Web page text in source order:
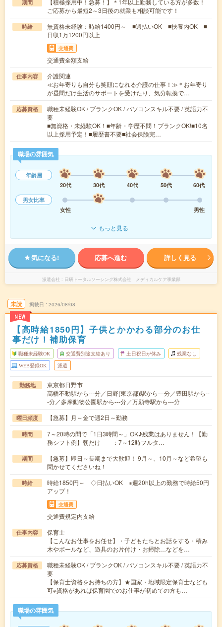
期間
【積極採用中！急募！】＊1年以上勤務している方が多数！
ご応募から最短2～3日後の就業も相談可能です！
時給
無資格未経験：時給1400円～ ■週払いOK ■扶養内OK ■
日収1万1200円以上
交通費
交通費全額支給
仕事内容
介護関連
≪お年寄りも自分も笑顔になれる介護の仕事！≫＊お年寄り
が昼間だけ生活のサポートを受けたり、気分転換で…
応募資格
職種未経験OK / ブランクOK / パソコンスキル不要 / 英語力不
要
■無資格・未経験OK！■年齢・学歴不問！ブランクOK!■10名
以上採用予定！■履歴書不要■社会保険完…
職場の雰囲気
年齢層
20代
30代 40代 50代
60代
男女比率
女性
男性
もっと見る
気になる! 応募へ進む 詳しく見る
派遣会社 日研トータルソーシング株式会社 メディカルケア事業部
未読
NEW
掲載日 2026/08/08
【高時給1850円】子供とかかわる部分のお仕
事だけ！補助保育
職種未経験OK 交通費別途支給あり 土日祝日が休み 残業なし
WEB登録OK 派遣
勤務地
東京都日野市
高幡不動駅から---分／日野(東京都)駅から---分／豊田駅から--
-分／多摩動物公園駅から---分／万願寺駅から---分
曜日頻度 【急募】月～金で週2日～勤務
時間
7～20時の間で「1日3時間～」OK♪残業はありません！【勤
務シフト例】朝だけ ：7～12時フルタ…
期間
【急募】即日～長期まで大歓迎！ 9月～、10月～など希望も
聞かせてくださいね！
時給
時給1850円～ ◇日払いOK ※週20h以上の勤務で時給50円
アップ！
交通費
交通費規定内支給
仕事内容
保育士
【こんなお仕事をお任せ】・子どもたちとお話をする・積み
木やボールなど、遊具のお片付け・お掃除…などを…
応募資格
職種未経験OK / ブランクOK / パソコンスキル不要 / 英語力不
要
【保育士資格をお持ちの方】★国家・地域限定保育士なども
可※資格があれば保育園でのお仕事が初めての方も…
職場の雰囲気